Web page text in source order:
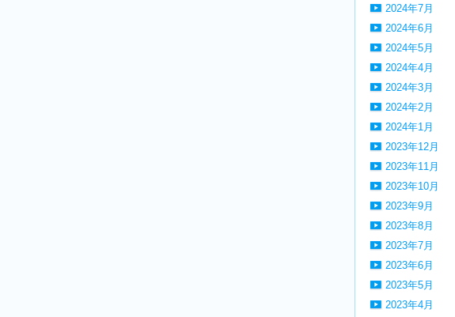
2024年7月
2024年6月
2024年5月
2024年4月
2024年3月
2024年2月
2024年1月
2023年12月
2023年11月
2023年10月
2023年9月
2023年8月
2023年7月
2023年6月
2023年5月
2023年4月